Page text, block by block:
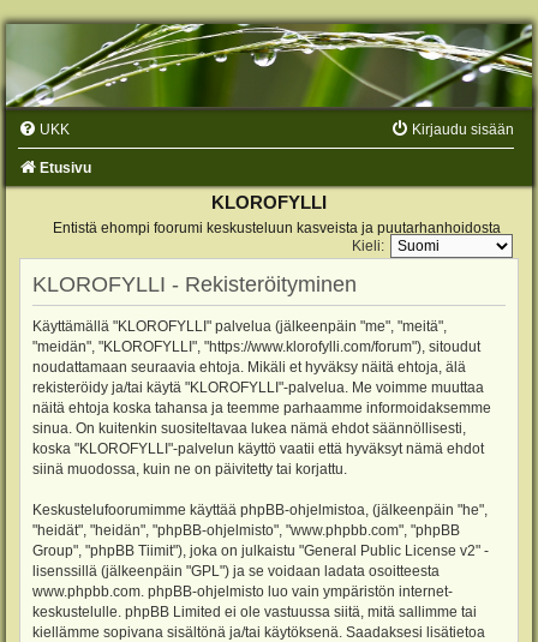
UKK Kirjaudu sisään
Etusivu
KLOROFYLLI
Entistä ehompi foorumi keskusteluun kasveista ja puutarhanhoidosta
Kieli:
KLOROFYLLI - Rekisteröityminen
Käyttämällä "KLOROFYLLI" palvelua (jälkeenpäin "me", "meitä",
"meidän", "KLOROFYLLI", "https://www.klorofylli.com/forum"), sitoudut
noudattamaan seuraavia ehtoja. Mikäli et hyväksy näitä ehtoja, älä
rekisteröidy ja/tai käytä "KLOROFYLLI"-palvelua. Me voimme muuttaa
näitä ehtoja koska tahansa ja teemme parhaamme informoidaksemme
sinua. On kuitenkin suositeltavaa lukea nämä ehdot säännöllisesti,
koska "KLOROFYLLI"-palvelun käyttö vaatii että hyväksyt nämä ehdot
siinä muodossa, kuin ne on päivitetty tai korjattu.
Keskustelufoorumimme käyttää phpBB-ohjelmistoa, (jälkeenpäin "he",
"heidät", "heidän", "phpBB-ohjelmisto", "www.phpbb.com", "phpBB
Group", "phpBB Tiimit"), joka on julkaistu "General Public License v2" -
lisenssillä (jälkeenpäin "GPL") ja se voidaan ladata osoitteesta
www.phpbb.com . phpBB-ohjelmisto luo vain ympäristön internet-
keskustelulle. phpBB Limited ei ole vastuussa siitä, mitä sallimme tai
kiellämme sopivana sisältönä ja/tai käytöksenä. Saadaksesi lisätietoa